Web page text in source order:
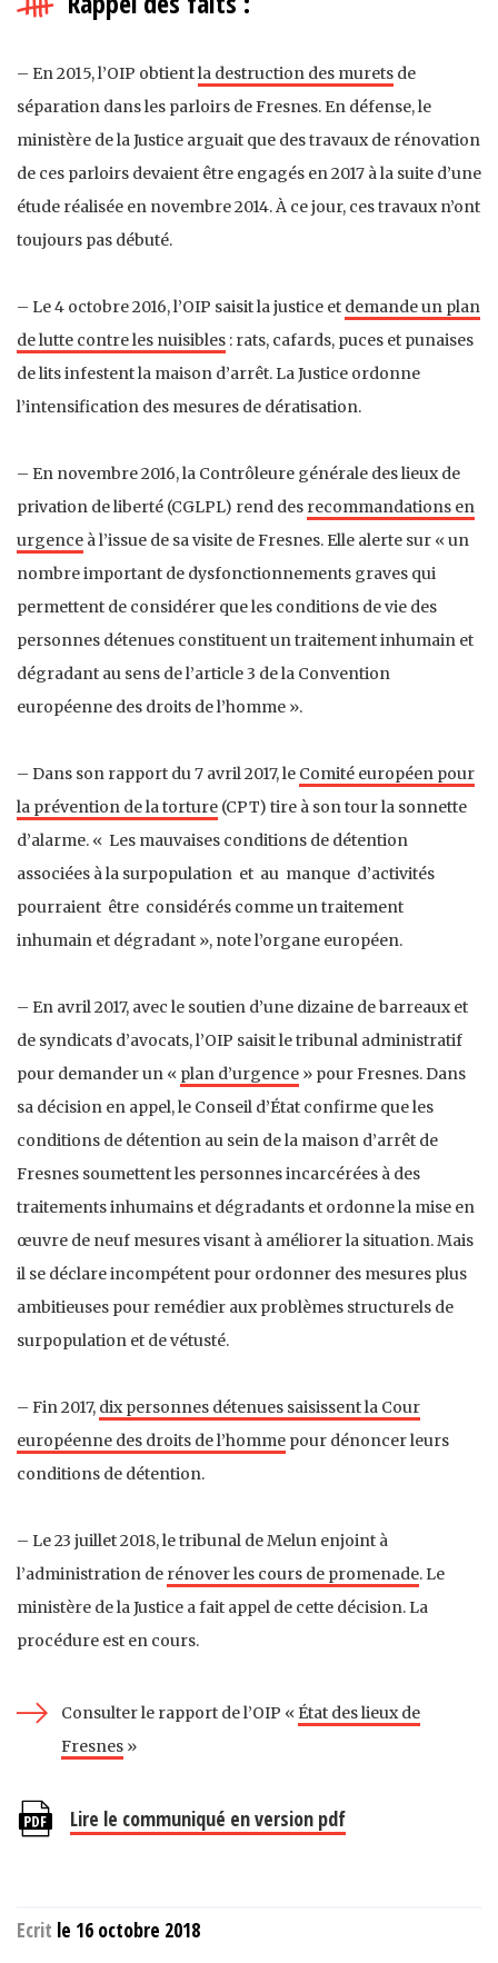
– En 2015, l’OIP obtientla destruction des murets de
séparation dans les parloirs de Fresnes. En défense, le
ministère de la Justice arguait que des travaux de rénovation
de ces parloirs devaient être engagés en 2017 à la suite d’une
étude réalisée en novembre 2014. À ce jour, ces travaux n’ont
toujours pas débuté.
– Le 4 octobre 2016, l’OIP saisit la justice et demande un plan
de lutte contre les nuisibles : rats, cafards, puces et punaises
de lits infestent la maison d’arrêt. La Justice ordonne
l’intensification des mesures de dératisation.
– En novembre 2016, la Contrôleure générale des lieux de
privation de liberté (CGLPL) rend des recommandations en
urgence à l’issue de sa visite de Fresnes. Elle alerte sur « un
nombre important de dysfonctionnements graves qui
permettent de considérer que les conditions de vie des
personnes détenues constituent un traitement inhumain et
dégradant au sens de l’article 3 de la Convention
européenne des droits de l’homme ».
– Dans son rapport du 7 avril 2017, le Comité européen pour
la prévention de la torture (CPT) tire à son tour la sonnette
d’alarme. « Les mauvaises conditions de détention
associées à la surpopulation et au manque d’activités
pourraient être considérés comme un traitement
inhumain et dégradant », note l’organe européen.
– En avril 2017, avec le soutien d’une dizaine de barreaux et
de syndicats d’avocats, l’OIP saisit le tribunal administratif
pour demander un « plan d’urgence » pour Fresnes. Dans
sa décision en appel, le Conseil d’État confirme que les
conditions de détention au sein de la maison d’arrêt de
Fresnes soumettent les personnes incarcérées à des
traitements inhumains et dégradants et ordonne la mise en
œuvre de neuf mesures visant à améliorer la situation. Mais
il se déclare incompétent pour ordonner des mesures plus
ambitieuses pour remédier aux problèmes structurels de
surpopulation et de vétusté.
– Fin 2017, dix personnes détenues saisissent la Cour
européenne des droits de l’homme pour dénoncer leurs
conditions de détention.
– Le 23 juillet 2018, le tribunal de Melun enjoint à
l’administration de rénover les cours de promenade. Le
ministère de la Justice a fait appel de cette décision. La
procédure est en cours.
Consulter le rapport de l’OIP « État des lieux de
Fresnes »
Lire le communiqué en version pdf
Ecrit le 16 octobre 2018